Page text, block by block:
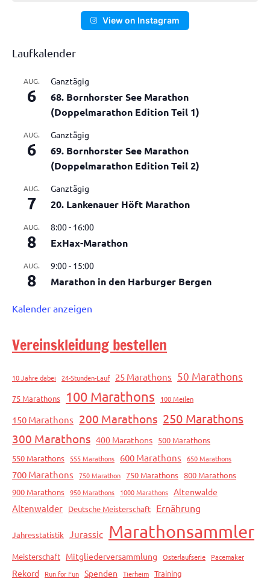
View on Instagram
Laufkalender
AUG.
6
Ganztägig
68. Bornhorster See Marathon
(Doppelmarathon Edition Teil 1)
AUG.
6
Ganztägig
69. Bornhorster See Marathon
(Doppelmarathon Edition Teil 2)
AUG.
7
Ganztägig
20. Lankenauer Höft Marathon
AUG.
8
8:00- 16:00
ExHax-Marathon
AUG.
8
9:00- 15:00
Marathon in den Harburger Bergen
Kalender anzeigen
Vereinskleidung bestellen
10 Jahre dabei 24-Stunden-Lauf 25 Marathons 50 Marathons
75 Marathons 100 Marathons 100 Meilen
150 Marathons 200 Marathons 250 Marathons
300 Marathons 400 Marathons 500 Marathons
550 Marathons
555 Marathons 600 Marathons 650 Marathons
700 Marathons 750 Marathon 750 Marathons 800 Marathons
900 Marathons 950 Marathons 1000 Marathons Altenwalde
Altenwalder Deutsche Meisterschaft Ernährung
Jahresstatistik Jurassic Marathonsammler
Meisterschaft Mitgliederversammlung Osterlaufserie Pacemaker
Rekord Run for Fun Spenden Tierheim Training